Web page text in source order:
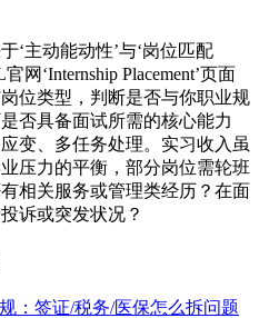
‘主动能动性’与‘岗位匹配
网‘Internship Placement’页面
位类型，判断是否与你职业规
否具备面试所需的核心能力
变、多任务处理。实习收入虽
压力的平衡，部分岗位需轮班
相关服务或管理类经历？在面
诉或突发状况？
：签证/税务/医保怎么拆问题